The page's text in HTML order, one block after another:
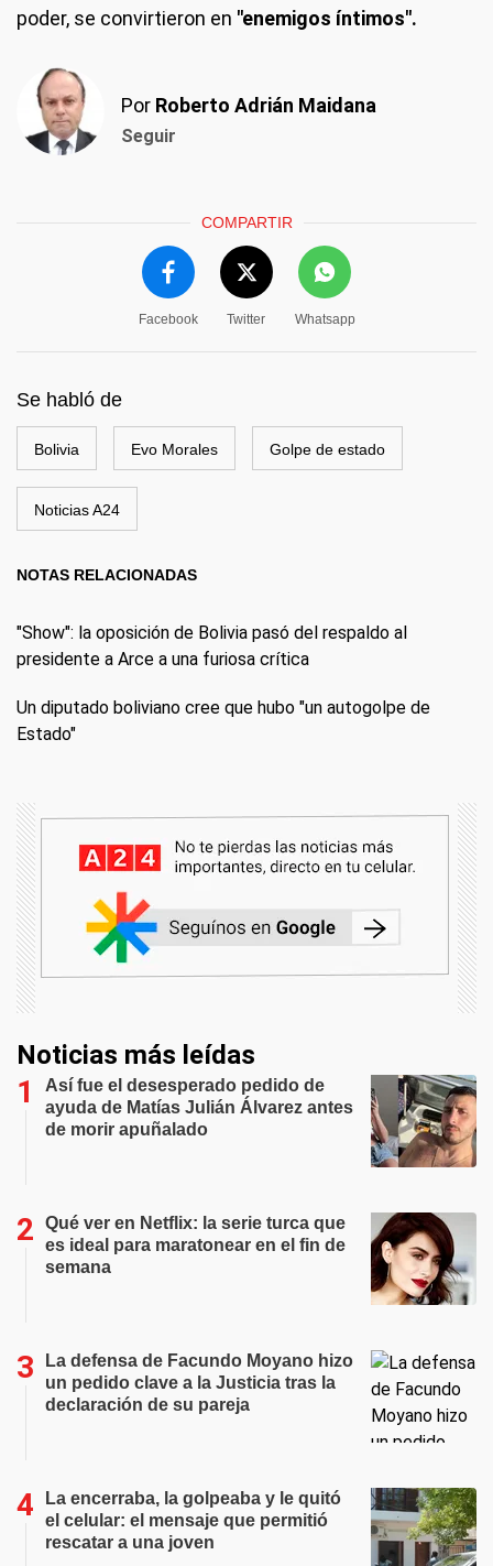
poder, se convirtieron en "enemigos íntimos".
Por Roberto Adrián Maidana
Seguir
COMPARTIR
Facebook Twitter Whatsapp
Se habló de
Bolivia Evo Morales Golpe de estado
Noticias A24
NOTAS RELACIONADAS
"Show": la oposición de Bolivia pasó del respaldo al
presidente a Arce a una furiosa crítica
Un diputado boliviano cree que hubo "un autogolpe de
Estado"
Noticias más leídas
Así fue el desesperado pedido de
ayuda de Matías Julián Álvarez antes
de morir apuñalado
Qué ver en Netflix: la serie turca que
es ideal para maratonear en el fin de
semana
La defensa de Facundo Moyano hizo
un pedido clave a la Justicia tras la
declaración de su pareja
La encerraba, la golpeaba y le quitó
el celular: el mensaje que permitió
rescatar a una joven